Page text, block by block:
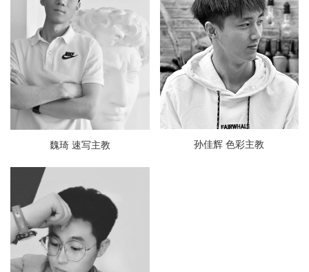
魏琦 速写主教 孙佳辉 色彩主教